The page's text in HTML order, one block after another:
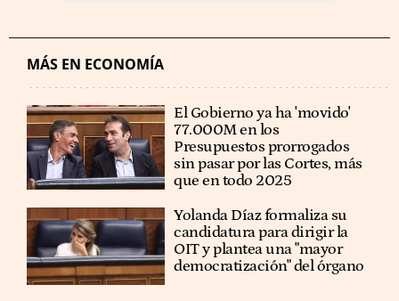
MÁS EN ECONOMÍA
El Gobierno ya ha 'movido'
77.000M en los
Presupuestos prorrogados
sin pasar por las Cortes, más
que en todo 2025
Yolanda Díaz formaliza su
candidatura para dirigir la
OIT y plantea una "mayor
democratización" del órgano